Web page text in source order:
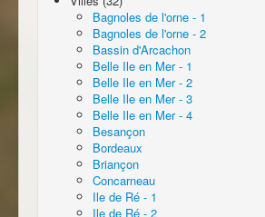
Bagnoles de l'orne - 1
Bagnoles de l'orne - 2
Bassin d'Arcachon
Belle Ile en Mer - 1
Belle Ile en Mer - 2
Belle Ile en Mer - 3
Belle Ile en Mer - 4
Besançon
Bordeaux
Briançon
Concarneau
Ile de Ré - 1
Ile de Ré - 2